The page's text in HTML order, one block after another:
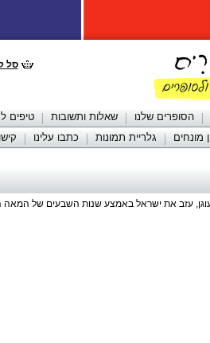
סל
הסופרים שלנו שאלות ותשובות טיפים
מונחים גלריית תמונות כתבו עלינו
עזב את ישראל באמצע שנות השבעים של